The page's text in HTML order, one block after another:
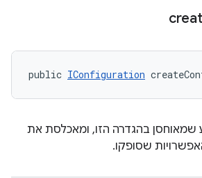
public IConfiguration
שמאוחסן בהגדרה הזו, ומאכלסת את
שסופקו.